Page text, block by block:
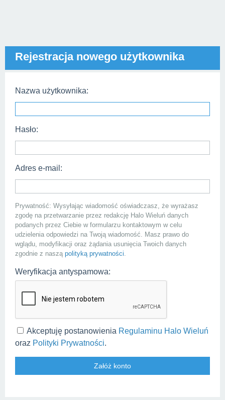
Rejestracja nowego użytkownika
Nazwa użytkownika:
Hasło:
Adres e-mail:
Prywatność: Wysyłając wiadomość oświadczasz, że wyrażasz
zgodę na przetwarzanie przez redakcję Halo Wieluń danych
podanych przez Ciebie w formularzu kontaktowym w celu
udzielenia odpowiedzi na Twoją wiadomość. Masz prawo do
wglądu, modyfikacji oraz żądania usunięcia Twoich danych
zgodnie z naszą polityką prywatności.
Weryfikacja antyspamowa:
Akceptuję postanowienia Regulaminu Halo Wieluń
oraz Polityki Prywatności.